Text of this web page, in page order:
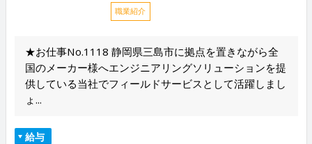
職業紹介
★お仕事No.1118 静岡県三島市に拠点を置きながら全
国のメーカー様へエンジニアリングソリューションを提
供している当社でフィールドサービスとして活躍しまし
ょ...
給与